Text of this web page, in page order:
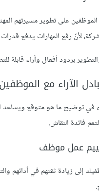
الموظفين على تطوير مسيرتهم
لأنّ رفع المهارات يدفع
بردود أفعال وآراء قابلة
الآراء مع الموظفين
في توضيح ما هو متوقع
فائدة النقاش.
عمل موظف
إلى زيادة ثقتهم في أدائهم